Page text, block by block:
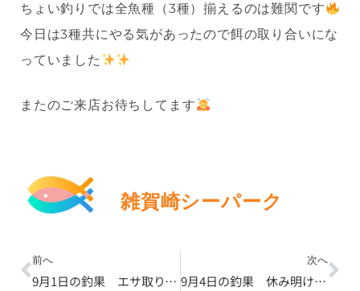
ちょい釣りでは全魚種（3種）揃えるのは難関です
今日は3種共にやる気があったので餌の取り合いにな
っていました
またのご来店お待ちしてます
雑賀崎シーパーク
Prev
前へ
9月1日の釣果 エサ取り、増えてきました
次へ
9月4日の釣果 休み明けは朝イチ青物が狙い目